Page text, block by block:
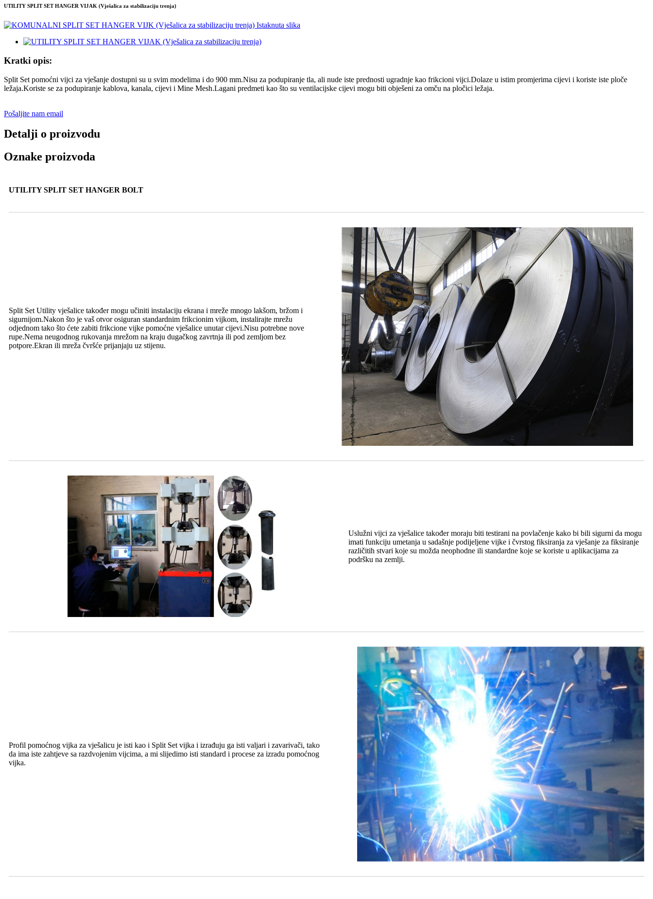
UTILITY SPLIT SET HANGER VIJAK (Vješalica za stabilizaciju trenja)
Kratki opis:
Split Set pomoćni vijci za vješanje dostupni su u svim modelima i do 900 mm.Nisu za podupiranje tla, ali nude iste prednosti ugradnje kao frikcioni vijci.Dolaze u istim promjerima cijevi i koriste iste ploče
ležaja.Koriste se za podupiranje kablova, kanala, cijevi i Mine Mesh.Lagani predmeti kao što su ventilacijske cijevi mogu biti obješeni za omču na pločici ležaja.
Pošaljite nam email
Detalji o proizvodu
Oznake proizvoda
UTILITY SPLIT SET HANGER BOLT
Split Set Utility vješalice također mogu učiniti instalaciju ekrana i mreže mnogo lakšom, bržom i
sigurnijom.Nakon što je vaš otvor osiguran standardnim frikcionim vijkom, instalirajte mrežu
odjednom tako što ćete zabiti frikcione vijke pomoćne vješalice unutar cijevi.Nisu potrebne nove
rupe.Nema neugodnog rukovanja mrežom na kraju dugačkog zavrtnja ili pod zemljom bez
potpore.Ekran ili mreža čvršće prijanjaju uz stijenu.
Uslužni vijci za vješalice također moraju biti testirani na povlačenje kako bi bili sigurni da mogu
imati funkciju umetanja u sadašnje podijeljene vijke i čvrstog fiksiranja za vješanje za fiksiranje
različitih stvari koje su možda neophodne ili standardne koje se koriste u aplikacijama za
podršku na zemlji.
Profil pomoćnog vijka za vješalicu je isti kao i Split Set vijka i izrađuju ga isti valjari i zavarivači, tako
da ima iste zahtjeve sa razdvojenim vijcima, a mi slijedimo isti standard i procese za izradu pomoćnog
vijka.